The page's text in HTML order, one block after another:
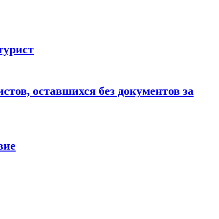
оставшихся без документов за